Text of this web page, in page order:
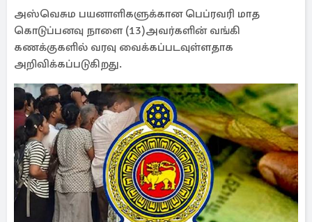
அஸ்வெசும பயனாளிகளுக்கான பெப்ரவரி மாத
கொடுப்பனவு நாளை (13)அவர்களின் வங்கி
கணக்குகளில் வரவு வைக்கப்படவுள்ளதாக
அறிவிக்கப்படுகிறது.